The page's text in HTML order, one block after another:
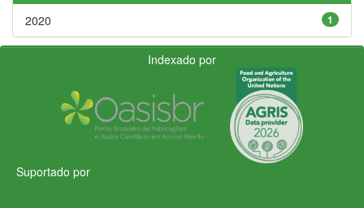
1
2020
Indexado por
Suportado por